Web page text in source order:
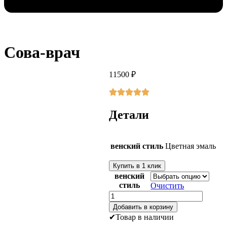
Сова-врач
11500₽
Детали
венский стиль Цветная эмаль
Купить в 1 клик
венский
стиль
Очистить
Количество
товара
Сова-
врач
Добавить в корзину
Товар в наличии